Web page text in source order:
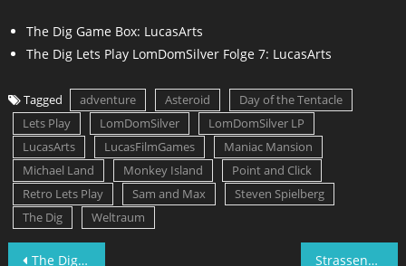
The Dig Game Box: LucasArts
The Dig Lets Play LomDomSilver Folge 7: LucasArts
Tagged adventure Asteroid
Day of the Tentacle
Lets Play
LomDomSilver
LomDomSilver LP
LucasArts
LucasFilmGames
Maniac Mansion
Michael Land
Monkey Island
Point and Click
Retro Lets Play
Sam and Max
Steven Spielberg
The Dig
Weltraum
Beitragsnavigation
The Dig Lets Play Folge 6 Strassenballade Lets Play Folge 5